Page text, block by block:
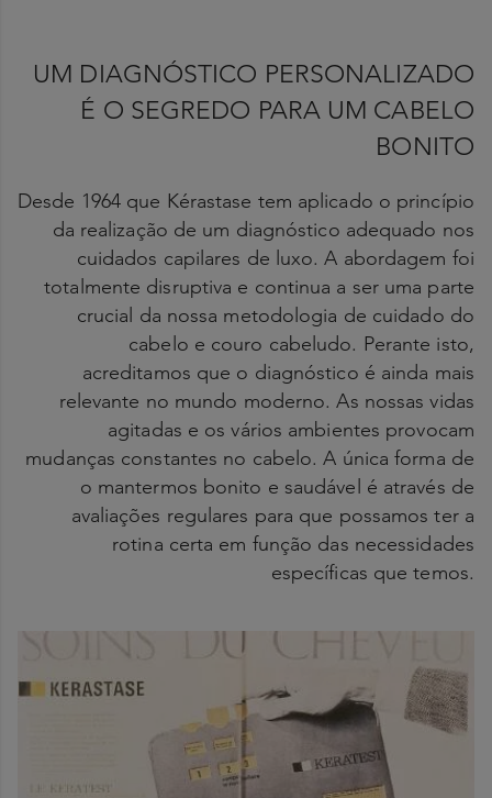
UM DIAGNÓSTICO PERSONALIZADO
É O SEGREDO PARA UM CABELO
BONITO
Desde 1964 que Kérastase tem aplicado o princípio
da realização de um diagnóstico adequado nos
cuidados capilares de luxo. A abordagem foi
totalmente disruptiva e continua a ser uma parte
crucial da nossa metodologia de cuidado do
cabelo e couro cabeludo. Perante isto,
acreditamos que o diagnóstico é ainda mais
relevante no mundo moderno. As nossas vidas
agitadas e os vários ambientes provocam
mudanças constantes no cabelo. A única forma de
o mantermos bonito e saudável é através de
avaliações regulares para que possamos ter a
rotina certa em função das necessidades
específicas que temos.